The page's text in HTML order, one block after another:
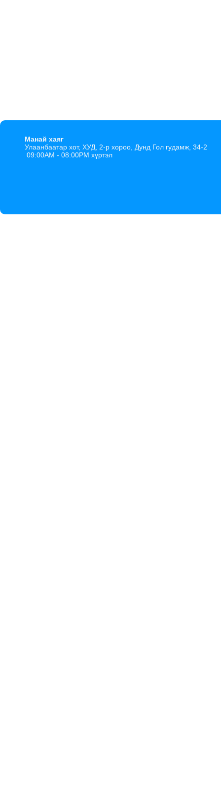
Манай хаяг
Улаанбаатар хот, ХУД, 2-р хороо, Дунд Гол гудамж, 34-2
09:00AM - 08:00PM хүртэл